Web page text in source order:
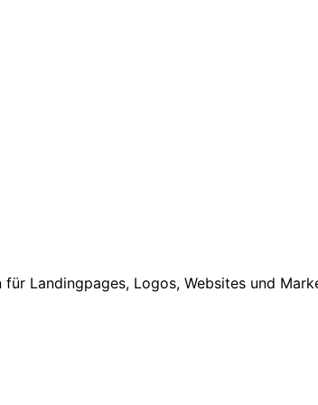
Landingpages, Logos, Websites und